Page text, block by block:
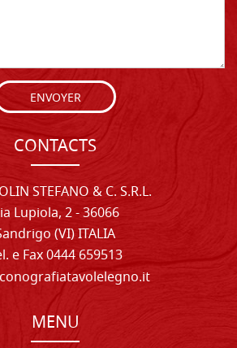
ENVOYER
CONTACTS
STEFANO & C. S.R.L.
Lupiola, 2 - 36066
(VI) ITALIA
e Fax 0444 659513
MENU